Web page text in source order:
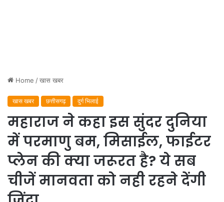
Home /खास खबर
खास खबर छत्तीसगढ़ दुर्ग भिलाई
महाराज ने कहा इस सुंदर दुनिया
में परमाणु बम, मिसाईल, फाईटर
प्लेन की क्या जरूरत है? ये सब
चीजें मानवता को नही रहने देंगी